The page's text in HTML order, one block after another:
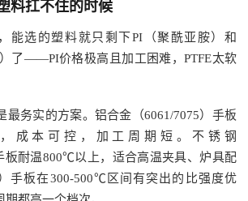
料扛不住的时候
能选的塑料就只剩下PI（聚酰亚胺）和
了——PI价格极高且加工困难，PTFE太软
最务实的方案。铝合金（6061/7075）手板
成本可控，加工周期短。不锈钢
板耐温800℃以上，适合高温夹具、炉具配
手板在300-500℃区间有突出的比强度优